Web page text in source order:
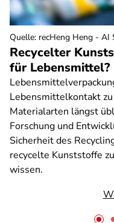
Recycelter
für Lebensmittel?
Lebensmittelkontakt
Materialarten längst
Forschung und
Sicherheit des
recycelte Kunststoffe
wissen.
Quelle: recHeng Heng - AI